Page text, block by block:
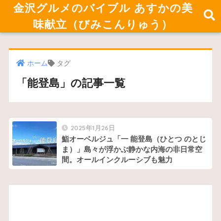
金沢グルメのバイブル あすかの美
味献立（びみこんりゅう）
ホーム タグ
「能登島」の記事一覧
2025年1月26日
鮨オーベルジュ「一 能登島（ひとつ のとじ
ま）」島々が浮かぶ静かな内海の非日常空
間。オールインクルーシブも魅力